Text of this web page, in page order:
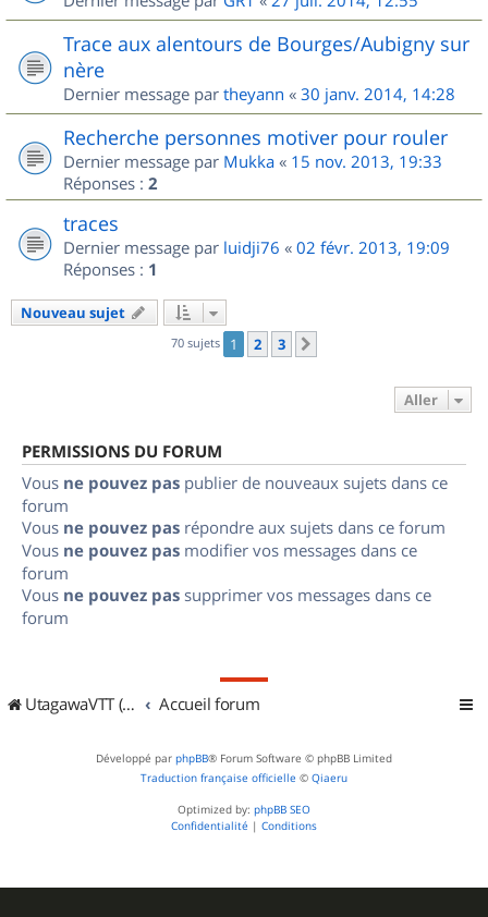
Trace aux alentours de Bourges/Aubigny sur
nère
Dernier message par theyann « 30 janv. 2014, 14:28
Recherche personnes motiver pour rouler
Dernier message par Mukka « 15 nov. 2013, 19:33
Réponses : 2
traces
Dernier message par luidji76 « 02 févr. 2013, 19:09
Réponses : 1
Nouveau sujet
70 sujets 1 2 3
Aller
PERMISSIONS DU FORUM
Vous ne pouvez pas publier de nouveaux sujets dans ce
forum
Vous ne pouvez pas répondre aux sujets dans ce forum
Vous ne pouvez pas modifier vos messages dans ce
forum
Vous ne pouvez pas supprimer vos messages dans ce
forum
UtagawaVTT (Randos VTT et VTTAE avec traces GPS) Accueil forum
Développé par phpBB® Forum Software © phpBB Limited
Traduction française officielle © Qiaeru
Optimized by: phpBB SEO
Confidentialité | Conditions